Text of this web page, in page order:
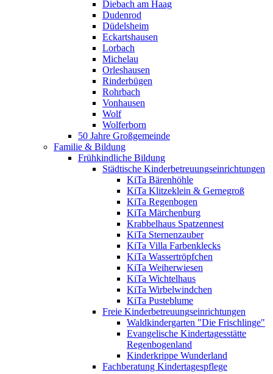
Diebach am Haag
Dudenrod
Düdelsheim
Eckartshausen
Lorbach
Michelau
Orleshausen
Rinderbügen
Rohrbach
Vonhausen
Wolf
Wolferborn
50 Jahre Großgemeinde
Familie & Bildung
Frühkindliche Bildung
Städtische Kinderbetreuungseinrichtungen
KiTa Bärenhöhle
KiTa Klitzeklein & Gernegroß
KiTa Regenbogen
KiTa Märchenburg
Krabbelhaus Spatzennest
KiTa Sternenzauber
KiTa Villa Farbenklecks
KiTa Wassertröpfchen
KiTa Weiherwiesen
KiTa Wichtelhaus
KiTa Wirbelwindchen
KiTa Pusteblume
Freie Kinderbetreuungseinrichtungen
Waldkindergarten "Die Frischlinge"
Evangelische Kindertagesstätte
Regenbogenland
Kinderkrippe Wunderland
Fachberatung Kindertagespflege